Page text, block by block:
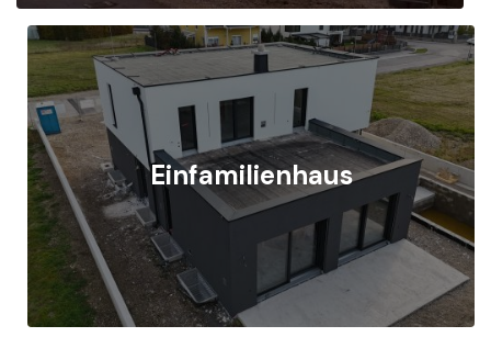
Einfamilienhaus